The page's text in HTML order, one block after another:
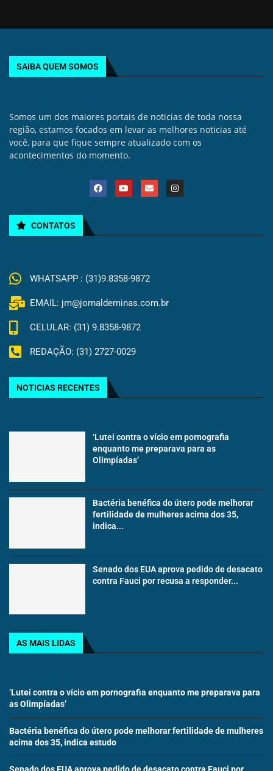
SAIBA QUEM SOMOS
Somos um dos maiores portais de noticias de toda nossa
região, estamos focados em levar as melhores noticias até
você, para que fique sempre atualizado com os
acontecimentos do momento.
CONTATOS
WHATSAPP : (31)9.8358-9872
EMAIL: jm@jornaldeminas.com.br
CELULAR: (31) 9.8358-9872
REDAÇÃO: (31) 2727-0029
NOTICIAS RECENTES
‘Lutei contra o vício em pornografia
enquanto me preparava para as
Olimpíadas’
Bactéria benéfica do útero pode melhorar
fertilidade de mulheres acima dos 35,
indica...
Senado dos EUA aprova pedido de desacato
contra Fauci por recusa a responder...
AS MAIS LIDAS
‘Lutei contra o vício em pornografia enquanto me preparava para
as Olimpíadas’
Bactéria benéfica do útero pode melhorar fertilidade de mulheres
acima dos 35, indica estudo